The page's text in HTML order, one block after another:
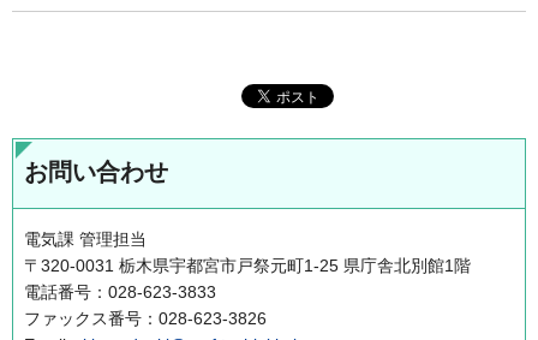
お問い合わせ
電気課 管理担当
〒320-0031 栃木県宇都宮市戸祭元町1-25 県庁舎北別館1階
電話番号：028-623-3833
ファックス番号：028-623-3826